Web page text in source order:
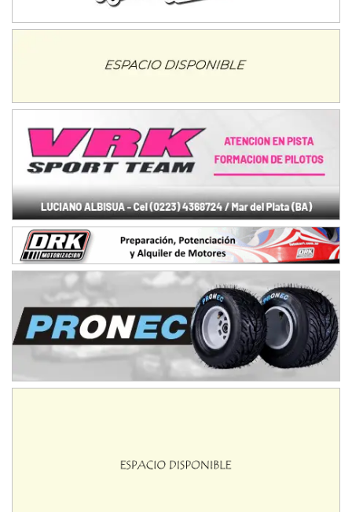
NORESTE SANTAFESINO - F6
Rufino (Santa Fe)
TUCUMANO - F5
Juan Navarro (Asfalto)
El Timbó (Tucumán)